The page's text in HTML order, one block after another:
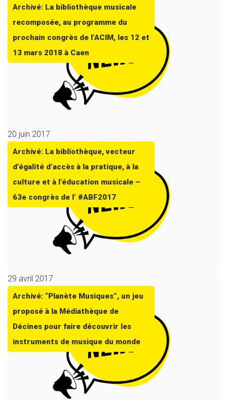
Archivé: La bibliothèque musicale
recomposée, au programme du
prochain congrès de l’ACIM, les 12 et
13 mars 2018 à Caen
20 juin 2017
Archivé: La bibliothèque, vecteur
d’égalité d’accès à la pratique, à la
culture et à l’éducation musicale –
63e congrès de l’ #ABF2017
29 avril 2017
Archivé: “Planète Musiques”, un jeu
proposé à la Médiathèque de
Décines pour faire découvrir les
instruments de musique du monde